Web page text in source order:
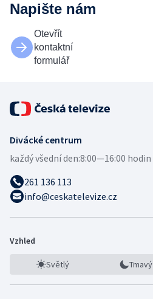
Napište nám
Otevřít
kontaktní
formulář
Divácké centrum
každý všední den:8:00—16:00 hodin
261 136 113
info@ceskatelevize.cz
Vzhled
Světlý Tmavý